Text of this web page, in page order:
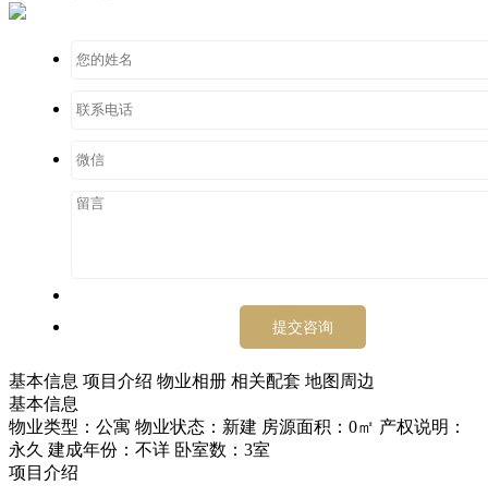
基本信息 项目介绍 物业相册 相关配套 地图周边
基本信息
物业类型：公寓 物业状态：新建 房源面积：0㎡ 产权说明：
永久 建成年份：不详 卧室数：3室
项目介绍